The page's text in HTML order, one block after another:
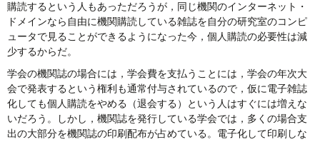
購読するという人もあっただろうが，同じ機関のインターネット・
ドメインなら自由に機関購読している雑誌を自分の研究室のコンピ
ュータで見ることができるようになった今，個人購読の必要性は減
少するからだ。
学会の機関誌の場合には，学会費を支払うことには，学会の年次大
会で発表するという権利も通常付与されているので，仮に電子雑誌
化しても個人購読をやめる（退会する）という人はすぐには増えな
いだろう。しかし，機関誌を発行している学会では，多くの場合支
出の大部分を機関誌の印刷配布が占めている。電子化して印刷しな